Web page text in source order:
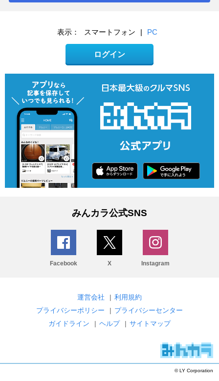
表示： スマートフォン | PC
ログイン
みんカラ公式SNS
Facebook X Instagram
運営会社 | 利用規約
プライバシーポリシー
| プライバシーセンター
ガイドライン
| ヘルプ | サイトマップ
© LY Corporation